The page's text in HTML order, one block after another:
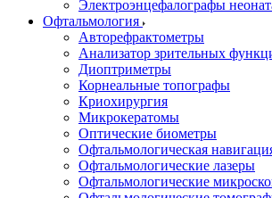
Электроэнцефалографы
Офтальмология
Авторефрактометры
Анализатор зрительных
Диоптриметры
Корнеальные топографы
Криохирургия
Микрокератомы
Оптические биометры
Офтальмологическая
Офтальмологические лазеры
Офтальмологические